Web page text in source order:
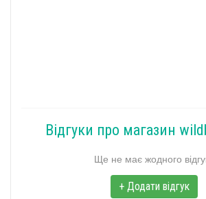
Відгуки про магазин
Ще не має жодного
+ Додати відгук